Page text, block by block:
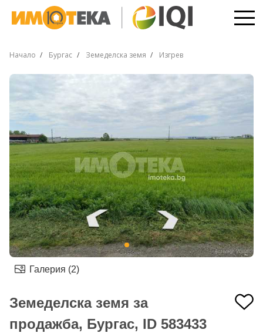
Начало Бургас Земеделска земя Изгрев
Галерия (2)
Земеделска земя за
продажба, Бургас, ID 583433